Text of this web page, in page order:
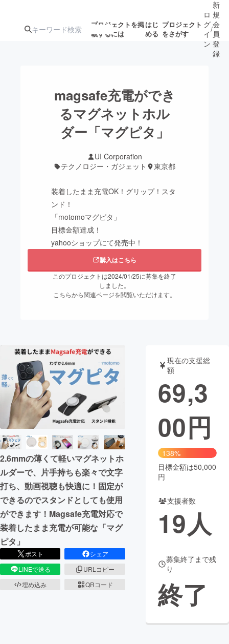
プロジェクトを掲
載するには
はじ
める
プロジェクト
をさがす
ターン
注目の新着プロ
ジェクト
募集終了が近いプ
ロジェクト
アート・写真
テクノロジー・ガジェット
映像・映画
ビジネス・起業
まちづくり・地域活性化
CAMPFIRE for Social GoodCAMPFIRE Creation
CAMPFIREふるさと納税machi-yaコミュニティ
ロ
グ
イ
ン
/
新
規
会
員
登
録
magsafe充電ができ
るマグネットホル
ダー「マグピタ」
UI Corporation
テクノロジー・ガジェット
東京都
装着したまま充電OK！グリップ！スタ
ンド！
「motomoマグピタ」
目標金額達成！
yahooショップにて発売中！
購入はこちら
このプロジェクトは2024/01/25に募集を終了
しました。
こちらから関連ページを閲覧いただけます。
2.6mmの薄くて軽いマグネットホ
ルダーで、片手持ちも楽々で文字
打ち、動画視聴も快適に！固定が
できるのでスタンドとしても使用
ができます！Magsafe充電対応で
装着したまま充電が可能な「マグ
ピタ」
ポスト
シェア
LINEで送る
URLコピー
埋め込み
QRコード
現在の支援総
額
69,3
00円
138%
目標金額は50,000
円
支援者数
19人
募集終了まで残
り
終了